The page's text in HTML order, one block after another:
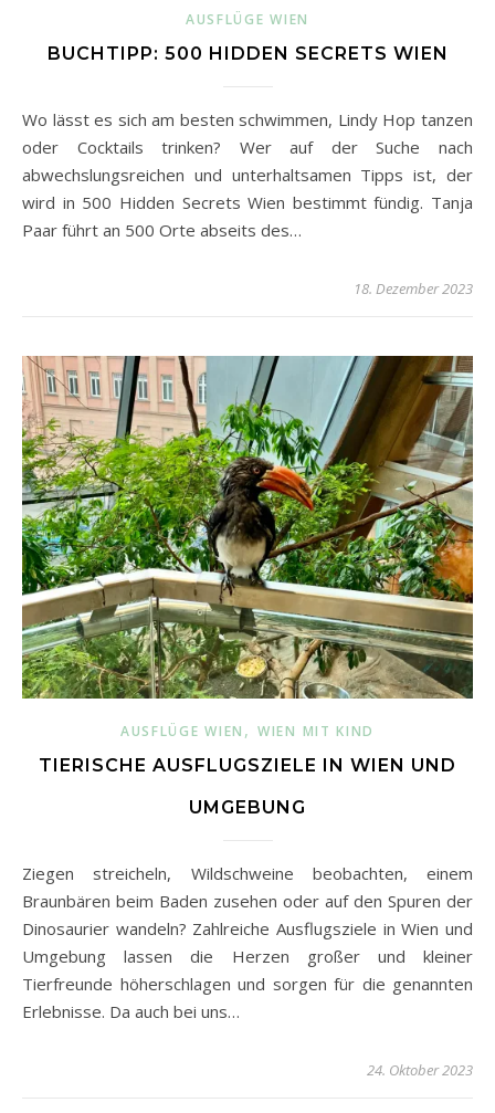
AUSFLÜGE WIEN
BUCHTIPP: 500 HIDDEN SECRETS WIEN
Wo lässt es sich am besten schwimmen, Lindy Hop tanzen
oder Cocktails trinken? Wer auf der Suche nach
abwechslungsreichen und unterhaltsamen Tipps ist, der
wird in 500 Hidden Secrets Wien bestimmt fündig. Tanja
Paar führt an 500 Orte abseits des…
18. Dezember 2023
AUSFLÜGE WIEN , WIEN MIT KIND
TIERISCHE AUSFLUGSZIELE IN WIEN UND
UMGEBUNG
Ziegen streicheln, Wildschweine beobachten, einem
Braunbären beim Baden zusehen oder auf den Spuren der
Dinosaurier wandeln? Zahlreiche Ausflugsziele in Wien und
Umgebung lassen die Herzen großer und kleiner
Tierfreunde höherschlagen und sorgen für die genannten
Erlebnisse. Da auch bei uns…
24. Oktober 2023